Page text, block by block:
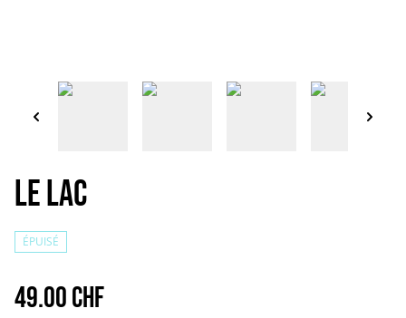
Le lac
ÉPUISÉ
49.00 CHF